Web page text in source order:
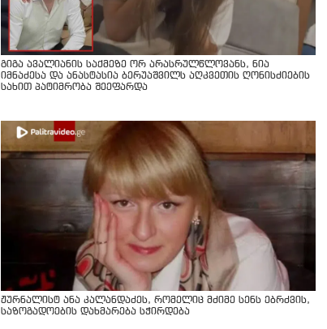
გიგა ავალიანის საქმეზე ორ არასრულწლოვანს, ნია
იმნაძესა და ანასტასია ბერუაშვილს აღკვეთის ღონისძიების
სახით პატიმრობა შეეფარდა
ჟურნალისტ ანა კალანდაძეს, რომელიც მძიმე სენს ებრძვის,
საზოგადოების დახმარება სჭირდება